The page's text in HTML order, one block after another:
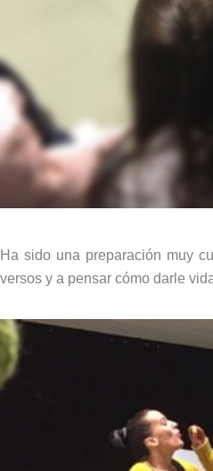
Ha sido una preparación muy
versos y a pensar cómo darle